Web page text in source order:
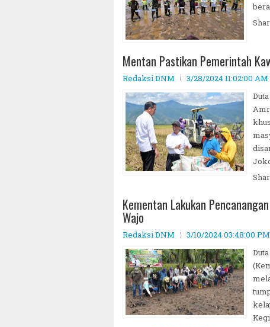
Mentan Pastikan Pemerintah
Redaksi DNM 3/28/2024 11:02:00 AM
Kementan Lakukan
Wajo
Redaksi DNM 3/10/2024 03:48:00 PM